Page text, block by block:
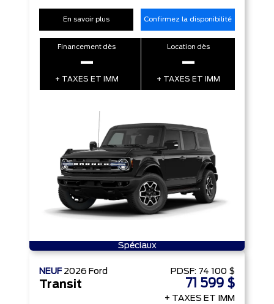
En savoir plus Confirmez la disponibilité
Financement dès
–
+ TAXES ET IMM
Location dès
–
+ TAXES ET IMM
Spéciaux
NEUF 2026 Ford
Transit
PDSF: 74 100 $
71 599 $
+ TAXES ET IMM